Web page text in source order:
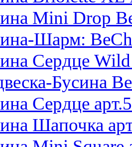
Mini Drop
Шарм:
Сердце
Бусина
Сердце
Шапочка